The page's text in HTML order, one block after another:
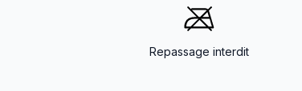
Repassage interdit